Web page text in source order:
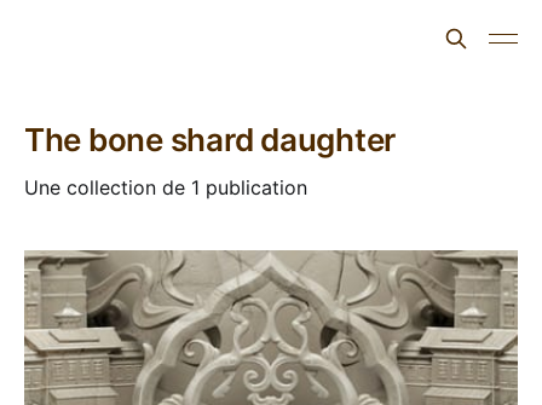
The bone shard daughter
Une collection de 1 publication